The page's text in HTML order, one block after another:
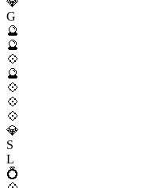
G
🔮
🔮
💠
🔮
💠
💠
💠
💎
S
L
💍